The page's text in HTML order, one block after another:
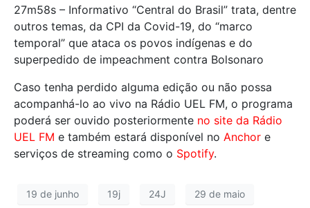
27m58s – Informativo “Central do Brasil” trata, dentre
outros temas, da CPI da Covid-19, do “marco
temporal” que ataca os povos indígenas e do
superpedido de impeachment contra Bolsonaro
Caso tenha perdido alguma edição ou não possa
acompanhá-lo ao vivo na Rádio UEL FM, o programa
poderá ser ouvido posteriormente no site da Rádio
UEL FM e também estará disponível no Anchor e
serviços de streaming como o Spotify.
19 de junho 19j 24J 29 de maio